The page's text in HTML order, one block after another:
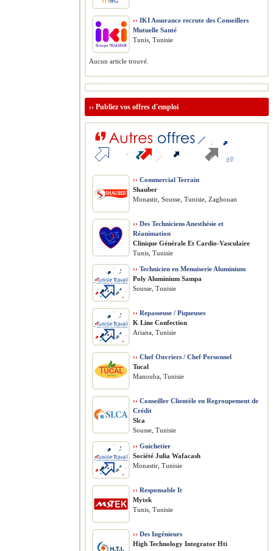
›› IKI Assurance recrute des Conseillers
Mutuelle Santé
Tunis, Tunisie
Aucun article trouvé.
›› Publiez vos offres d'emploi
›› Commercial Terrain
Shauber
Monastir, Sousse, Tunisie, Zaghouan
›› Des Techniciens Anesthésie et
Réanimation
Clinique Générale Et Cardio-Vasculaire
Tunis, Tunisie
›› Technicien en Menuiserie Aluminium
Poly Aluminium Sampa
Sousse, Tunisie
›› Repasseuse / Piqueuses
K Line Confection
Ariana, Tunisie
›› Chef Ouvriers / Chef Personnel
Tucal
Manouba, Tunisie
›› Conseiller Clientèle en Regroupement de
Crédit
Slca
Sousse, Tunisie
›› Guichetier
Société Julia Wafacash
Monastir, Tunisie
›› Responsable It
Mytek
Tunis, Tunisie
›› Des Ingénieurs
High Technology Integrator Hti